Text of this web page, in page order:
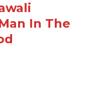
In The